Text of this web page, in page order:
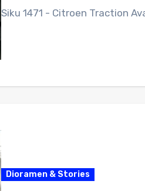
Siku 1471 - Citroen Traction
Dioramen & Stories